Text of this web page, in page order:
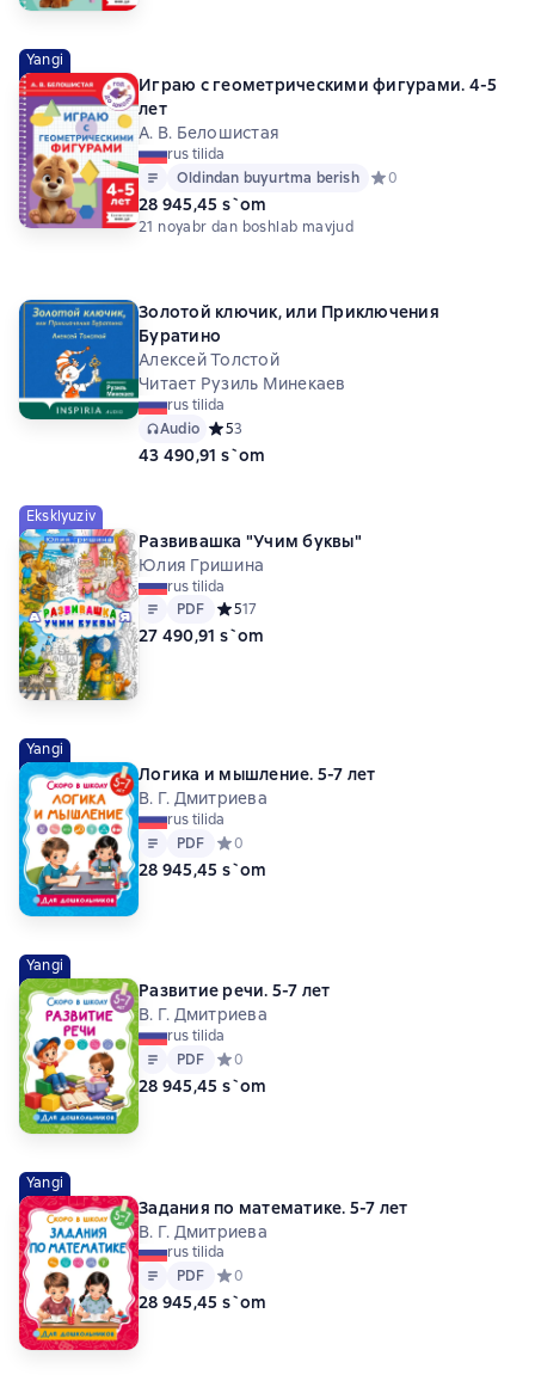
Yangi
Играю с геометрическими фигурами. 4-5
лет
А. В. Белошистая
rus tilida
Matn
Oldindan buyurtma berish
Oldindan buyurtma berish Средний рейтинг 0 на
0
28 945,45 s`om
21 noyabr dan boshlab mavjud
Золотой ключик, или Приключения
Буратино
Алексей Толстой
Читает Рузиль Минекаев
rus tilida
Audio Средний рейтинг 5 на основе 3 оценок
53
43 490,91 s`om
Eksklyuziv
Развивашка "Учим буквы"
Юлия Гришина
rus tilida
Matn
PDF
PDF Средний рейтинг 5 на основе 17 оценок
517
27 490,91 s`om
Yangi
Логика и мышление. 5-7 лет
В. Г. Дмитриева
rus tilida
Matn
PDF
PDF Средний рейтинг 0 на основе 0 оценок
0
28 945,45 s`om
Yangi
Развитие речи. 5-7 лет
В. Г. Дмитриева
rus tilida
Matn
PDF
PDF Средний рейтинг 0 на основе 0 оценок
0
28 945,45 s`om
Yangi
Задания по математике. 5-7 лет
В. Г. Дмитриева
rus tilida
Matn
PDF
PDF Средний рейтинг 0 на основе 0 оценок
0
28 945,45 s`om